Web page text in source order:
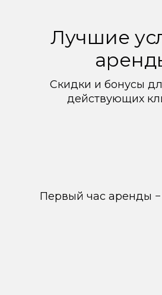
Лучшие
Скидки и бонусы
действующих
Первый час аренды −